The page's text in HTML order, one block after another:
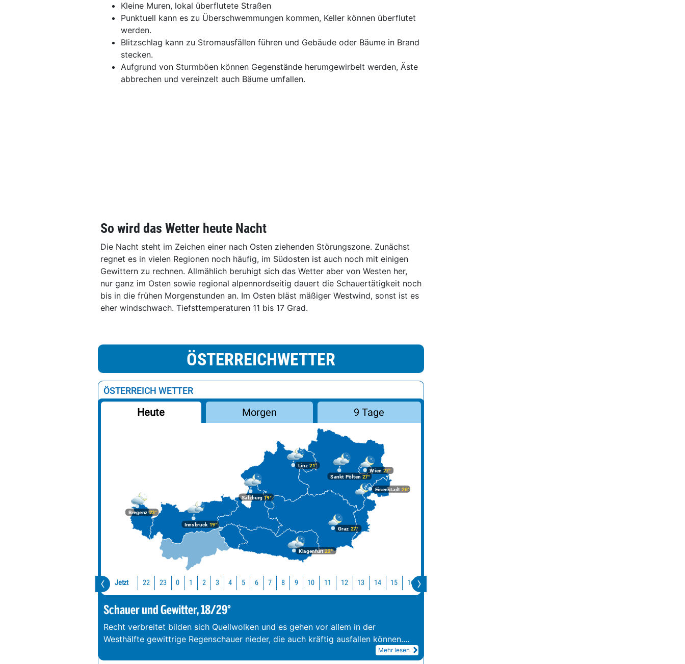
Kleine Muren, lokal überflutete Straßen
Punktuell kann es zu Überschwemmungen kommen, Keller können überflutet
werden.
Blitzschlag kann zu Stromausfällen führen und Gebäude oder Bäume in Brand
stecken.
Aufgrund von Sturmböen können Gegenstände herumgewirbelt werden, Äste
abbrechen und vereinzelt auch Bäume umfallen.
So wird das Wetter heute Nacht
Die Nacht steht im Zeichen einer nach Osten ziehenden Störungszone. Zunächst
regnet es in vielen Regionen noch häufig, im Südosten ist auch noch mit einigen
Gewittern zu rechnen. Allmählich beruhigt sich das Wetter aber von Westen her,
nur ganz im Osten sowie regional alpennordseitig dauert die Schauertätigkeit noch
bis in die frühen Morgenstunden an. Im Osten bläst mäßiger Westwind, sonst ist es
eher windschwach. Tiefsttemperaturen 11 bis 17 Grad.
ÖSTERREICHWETTER
ÖSTERREICH WETTER
Heute Morgen 9 Tage
Bregenz23°
Graz 27°
Innsbruck19°
Klagenfurt22°
Linz 21°
Salzburg19°
Wien 27°
Eisenstadt 26°
Sankt Pölten 27°
Jetzt 22 23 0 1 2 3 4 5 6 7 8 9 10 11 12 13 14 15 16
Schauer und Gewitter, 18/29°
Recht verbreitet bilden sich Quellwolken und es gehen vor allem in der
Westhälfte gewittrige Regenschauer nieder, die auch kräftig ausfallen können....
Mehr lesen